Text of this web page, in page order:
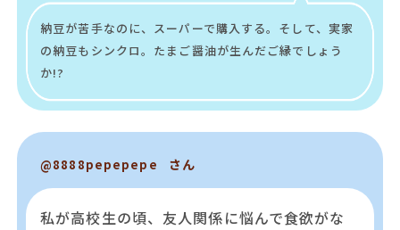
納豆が苦手なのに、スーパーで購入する。そして、実家
の納豆もシンクロ。たまご醤油が生んだご縁でしょう
か!?
@8888pepepepe さん
私が高校生の頃、友人関係に悩んで食欲がな